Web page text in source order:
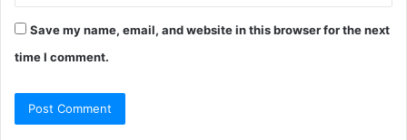
Save my name, email, and website in this browser for the next
time I comment.